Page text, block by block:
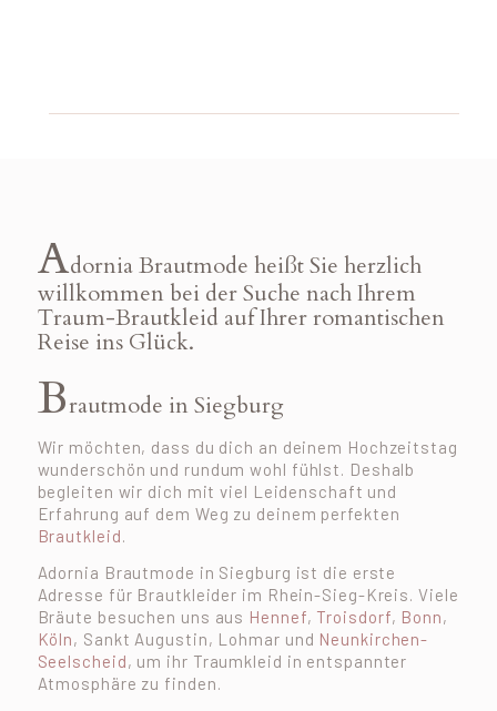
Adornia Brautmode heißt Sie herzlich
willkommen bei der Suche nach Ihrem
Traum-Brautkleid auf Ihrer romantischen
Reise ins Glück.
Brautmode in Siegburg
Wir möchten, dass du dich an deinem Hochzeitstag
wunderschön und rundum wohl fühlst. Deshalb
begleiten wir dich mit viel Leidenschaft und
Erfahrung auf dem Weg zu deinem perfekten
Brautkleid.
Adornia Brautmode in Siegburg ist die erste
Adresse für Brautkleider im Rhein-Sieg-Kreis. Viele
Bräute besuchen uns aus Hennef, Troisdorf, Bonn,
Köln, Sankt Augustin, Lohmar und Neunkirchen-
Seelscheid, um ihr Traumkleid in entspannter
Atmosphäre zu finden.